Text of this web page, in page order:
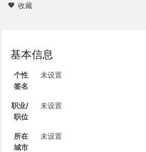
收藏
基本信息
个性
签名
未设置
职业/
职位
未设置
所在
城市
未设置